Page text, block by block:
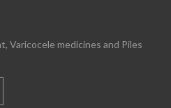
Varicocele medicines and Piles